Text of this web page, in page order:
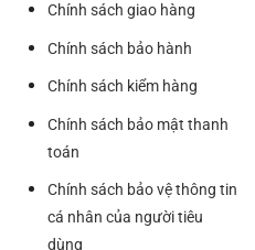
Chính sách giao hàng
Chính sách bảo hành
Chính sách kiểm hàng
Chính sách bảo mật thanh
toán
Chính sách bảo vệ thông tin
cá nhân của người tiêu
dùng